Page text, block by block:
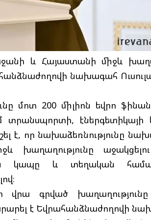
և Հայաստանի միջև
նախագահ
մոտ 200 միլիոն եվրո
տրանսպորտի, էներգետիկայի
է, որ նախաձեռնությունը
խաղաղությունը
կապը և տեղական
գրված խաղաղությունը
է Եվրահանձնաժողովի